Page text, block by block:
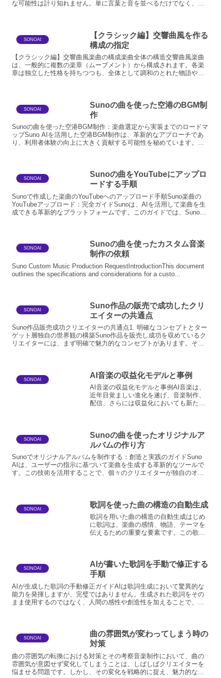
な可能性は計り知れません。単に言葉と音を並べるだけでなく、両
SONOAI
【クラシック編】交響曲風を作る
構成の指定
【クラシック編】交響曲風楽曲の構成楽曲全体の構造交響曲風楽曲
は、一般的に複数の楽章（ムーブメント）から構成されます。各楽
章は独立した性格を持ちつつも、全体として調和のとれた物語や感
SONOAI
Sunoの曲を使った空港のBGM制
作
Sunoの曲を使った空港BGM制作：楽曲選定から実装までのロードマ
ップSuno AIを活用した空港BGM制作は、革新的なアプローチであ
り、利用者体験の向上に大きく貢献する可能性を秘めています。本
SONOAI
Sunoの曲をYouTubeにアップロ
ードする手順
Sunoで作成した楽曲のYouTubeへのアップロード手順Suno楽曲の
YouTubeアップロード：完全ガイドSunoは、AIを活用して楽曲を生
成できる革新的なプラットフォームです。このガイドでは、Sunoで
SONOAI
Sunoの曲を使ったカスタム音楽
制作の依頼
Suno Custom Music Production RequestIntroductionThis document
outlines the specifications and considerations for a custo...
SONOAI
Suno作品の販売で成功したクリ
エイターの共通点
Suno作品販売成功クリエイターの共通点1. 明確なコンセプトとター
ゲット層独自の世界観の構築Suno作品を販売し成功を収めているク
リエイターには、まず明確で魅力的なコンセプトがあります。それ
SONOAI AI音楽の収益化モデルと事例
AI音楽の収益化モデルと事例AI音楽は、
近年目覚ましい進化を遂げ、音楽制作、
配信、さらには収益化においても新たな
り下げていきます。...
SONOAI
Sunoの曲を使ったオリジナルア
ルバムの作り方
Sunoでオリジナルアルバムを制作する：創造と実践のガイドSuno
AIは、ユーザーの指示に基づいて楽曲を生成する革新的なツールで
す。この技術を活用することで、個々のクリエイターが独自のオリ
SONOAI 歌詞を使った曲の構造の自動生成
歌詞を用いた曲の構造の自動生成はじめ
に歌詞は、楽曲の感情、物語、テーマを
伝えるための重要な要素です。この歌詞
います。本稿では、歌詞を...
SONOAI
AIが書いた歌詞を手動で修正する
手順
AIが生成した歌詞の手動修正ガイドAIは歌詞生成において驚異的な
能力を発揮しますが、完璧ではありません。生成された歌詞をその
まま使用するのではなく、人間の感性や創造性を加えることで、よ
SONOAI
曲の雰囲気が変わってしまう時の
対策
曲の雰囲気の転換における対策とその考察音楽制作において、曲の
雰囲気が意図せず変化してしまうことは、しばしばクリエイターを
悩ませる問題です。しかし、その変化を戦略的に捉え、魅力的な展